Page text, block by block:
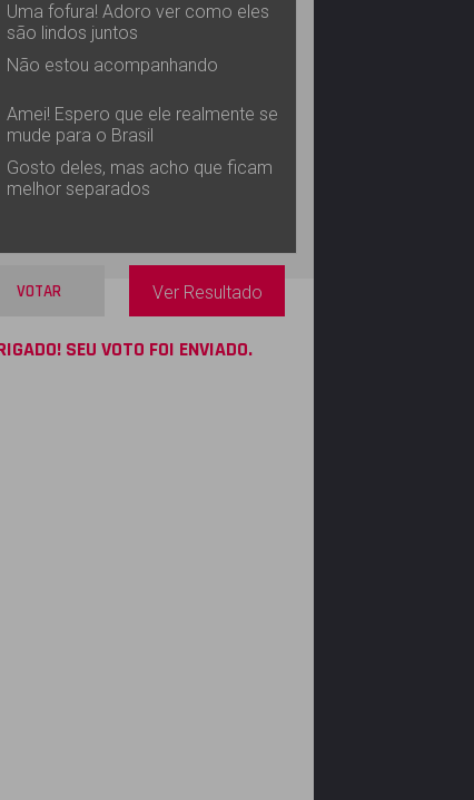
Uma fofura! Adoro ver como eles
são lindos juntos
Não estou acompanhando
Amei! Espero que ele realmente se
mude para o Brasil
Gosto deles, mas acho que ficam
melhor separados
VOTAR Ver Resultado
SEU VOTO FOI ENVIADO.